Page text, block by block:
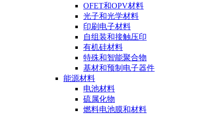
OFET和OPV材料
光子和光学材料
印刷电子材料
自组装和接触压印
有机硅材料
特殊和智能聚合物
基材和预制电子器件
能源材料
电池材料
硫属化物
燃料电池膜和材料